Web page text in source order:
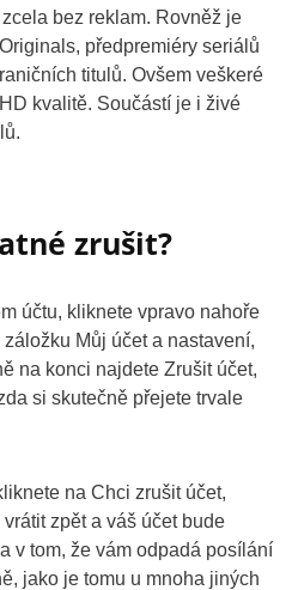
bez reklam. Rovněž je
předpremiéry seriálů
titulů. Ovšem veškeré
kvalitě. Součástí je i živé
zrušit?
účtu, kliknete vpravo nahoře
Můj účet a nastavení,
na konci najdete Zrušit účet,
si skutečně přejete trvale
na Chci zrušit účet,
zpět a váš účet bude
v tom, že vám odpadá posílání
jako je tomu u mnoha jiných